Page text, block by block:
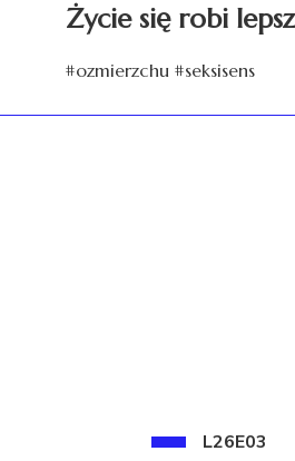
Życie się robi
#ozmierzchu #seksisens
L26E03